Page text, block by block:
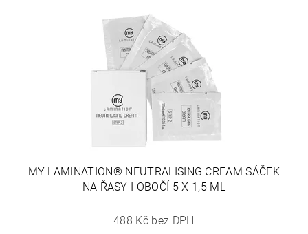
MY LAMINATION® NEUTRALISING CREAM SÁČEK
NA ŘASY I OBOČÍ 5 X 1,5 ML
488 Kč bez DPH